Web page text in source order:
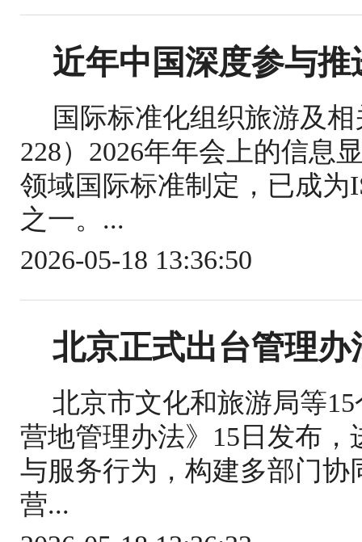
近年中国深度参与
国际标准化组织旅游及
228）2026年年会上的信息
领域国际标准制定，已成为
之一。...
2026-05-18 13:36:50
北京正式出台管理
北京市文化和旅游局等
营地管理办法》15日发布
与服务行为，构建多部门
营...